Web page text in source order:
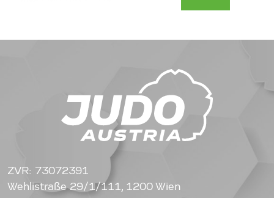
ZVR: 73072391
Wehlistraße 29/1/111, 1200 Wien